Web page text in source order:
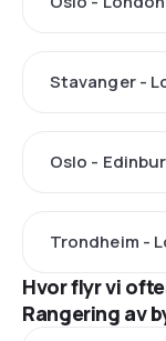
Stavanger -
Oslo -
Trondheim -
Hvor flyr vi
Rangering av